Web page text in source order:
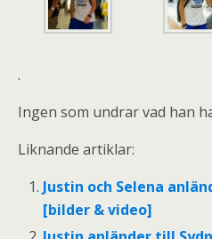
.
Ingen som undrar vad han
Liknande artiklar:
Justin och Selena
[bilder & video]